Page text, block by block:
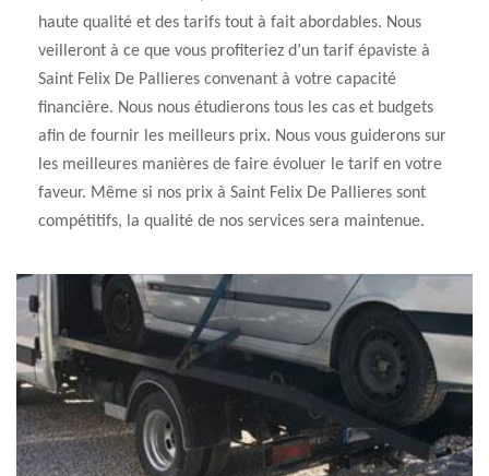
haute qualité et des tarifs tout à fait abordables. Nous
veilleront à ce que vous profiteriez d’un tarif épaviste à
Saint Felix De Pallieres convenant à votre capacité
financière. Nous nous étudierons tous les cas et budgets
afin de fournir les meilleurs prix. Nous vous guiderons sur
les meilleures manières de faire évoluer le tarif en votre
faveur. Même si nos prix à Saint Felix De Pallieres sont
compétitifs, la qualité de nos services sera maintenue.